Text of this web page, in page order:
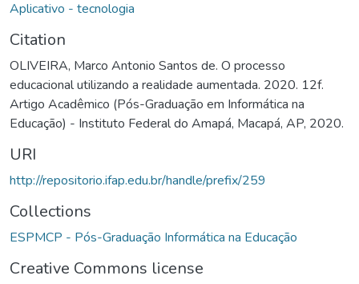
Aplicativo - tecnologia
Citation
OLIVEIRA, Marco Antonio Santos de. O processo
educacional utilizando a realidade aumentada. 2020. 12f.
Artigo Acadêmico (Pós-Graduação em Informática na
Educação) - Instituto Federal do Amapá, Macapá, AP, 2020.
URI
http://repositorio.ifap.edu.br/handle/prefix/259
Collections
ESPMCP - Pós-Graduação Informática na Educação
Creative Commons license